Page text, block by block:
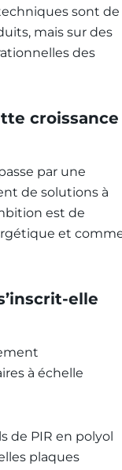
sont de
mais sur des
des
croissance
par une
de solutions à
est de
et
elle
à échelle
de PIR en polyol
plaques